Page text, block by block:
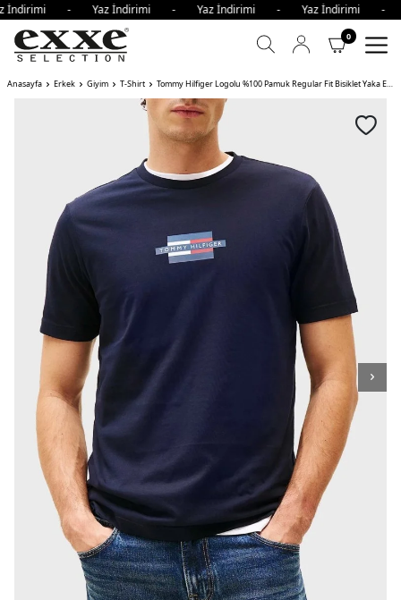
- Yaz İndirimi - Yaz İndirimi - Yaz
0
Anasayfa Erkek Giyim T-Shirt Tommy Hilfiger Logolu %100 Pamuk Regular Fit Bisiklet Yaka Erkek T Shirt